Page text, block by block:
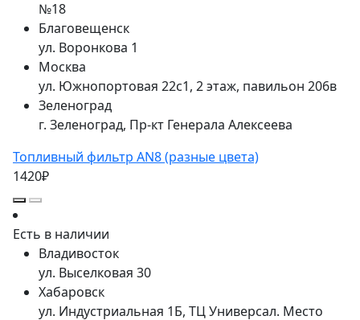
№18
Благовещенск
ул. Воронкова 1
Москва
ул. Южнопортовая 22с1, 2 этаж, павильон 206в
Зеленоград
г. Зеленоград, Пр-кт Генерала Алексеева
Топливный фильтр AN8 (разные цвета)
1420₽
Есть в наличии
Владивосток
ул. Выселковая 30
Хабаровск
ул. Индустриальная 1Б, ТЦ Универсал. Место